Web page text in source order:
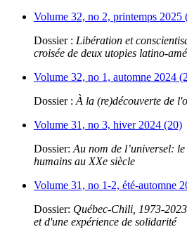
Volume 32, no 2, printemps 2025
Dossier : Libération et
croisée de deux utopies latino-
Volume 32, no 1, automne 2024
Dossier : À la (re)découverte de
Volume 31, no 3, hiver 2024 (20)
Dossier: Au nom de l’universel:
humains au XXe siècle
Volume 31, no 1-2, été-automne
Dossier: Québec-Chili, 1973-
et d'une expérience de solidarité